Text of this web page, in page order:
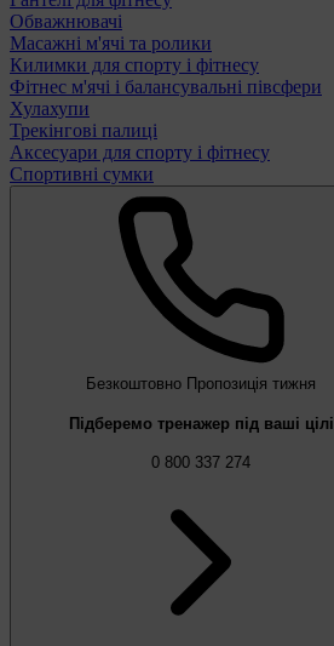
Обважнювачі
Масажні м'ячі та ролики
Килимки для спорту і фітнесу
Фітнес м'ячі і балансувальні півсфери
Хулахупи
Трекінгові палиці
Аксесуари для спорту і фітнесу
Спортивні сумки
Безкоштовно Пропозиція тижня
Підберемо тренажер під ваші цілі
0 800 337 274